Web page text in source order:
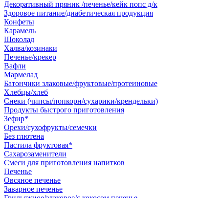
Декоративный пряник /печенье/кейк попс д/к
Здоровое питание/диабетическая продукция
Конфеты
Карамель
Шоколад
Халва/козинаки
Печенье/крекер
Вафли
Мармелад
Батончики злаковые/фруктовые/протеиновые
Хлебцы/хлеб
Снеки (чипсы/попкорн/сухарики/крендельки)
Продукты быстрого приготовления
Зефир*
Орехи/сухофрукты/семечки
Без глютена
Пастила фруктовая*
Сахарозаменители
Смеси для приготовления напитков
Печенье
Овсяное печенье
Заварное печенье